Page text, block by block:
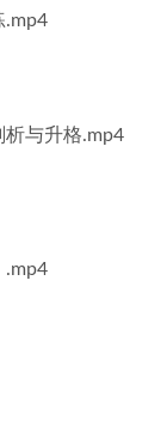
.mp4
与升格.mp4
.mp4